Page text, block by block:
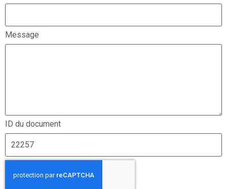
Message
ID du document